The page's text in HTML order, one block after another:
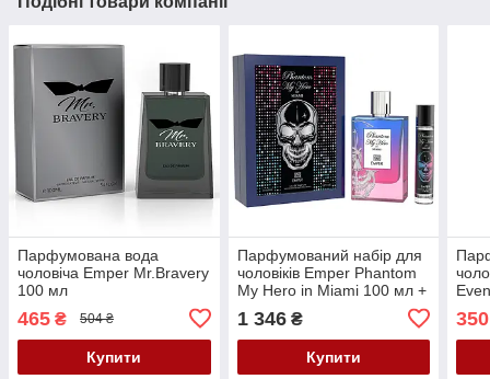
Парфумована вода
чоловіча Emper Mr.Bravery
100 мл
465 ₴ 504 ₴
Купити
Парфумований набір для
чоловіків Emper Phantom
My Hero in Miami 100 мл +
1 346₴
Купити
350